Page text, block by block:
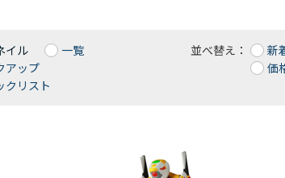
イル
一覧
アップ
クリスト
並べ替え： 新
価